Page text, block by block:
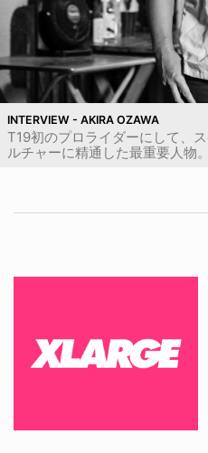
INTERVIEW - AKIRA OZAWA
T19初のプロライダーにして、
ルチャーに精通した最重要人物。